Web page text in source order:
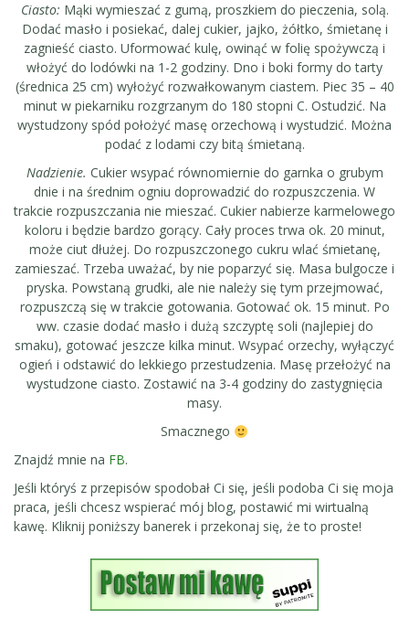
Ciasto: Mąki wymieszać z gumą, proszkiem do pieczenia, solą.
Dodać masło i posiekać, dalej cukier, jajko, żółtko, śmietanę i
zagnieść ciasto. Uformować kulę, owinąć w folię spożywczą i
włożyć do lodówki na 1-2 godziny. Dno i boki formy do tarty
(średnica 25 cm) wyłożyć rozwałkowanym ciastem. Piec 35 – 40
minut w piekarniku rozgrzanym do 180 stopni C. Ostudzić. Na
wystudzony spód położyć masę orzechową i wystudzić. Można
podać z lodami czy bitą śmietaną.
Nadzienie. Cukier wsypać równomiernie do garnka o grubym
dnie i na średnim ogniu doprowadzić do rozpuszczenia. W
trakcie rozpuszczania nie mieszać. Cukier nabierze karmelowego
koloru i będzie bardzo gorący. Cały proces trwa ok. 20 minut,
może ciut dłużej. Do rozpuszczonego cukru wlać śmietanę,
zamieszać. Trzeba uważać, by nie poparzyć się. Masa bulgocze i
pryska. Powstaną grudki, ale nie należy się tym przejmować,
rozpuszczą się w trakcie gotowania. Gotować ok. 15 minut. Po
ww. czasie dodać masło i dużą szczyptę soli (najlepiej do
smaku), gotować jeszcze kilka minut. Wsypać orzechy, wyłączyć
ogień i odstawić do lekkiego przestudzenia. Masę przełożyć na
wystudzone ciasto. Zostawić na 3-4 godziny do zastygnięcia
masy.
Smacznego
Znajdź mnie na FB.
Jeśli któryś z przepisów spodobał Ci się, jeśli podoba Ci się moja
praca, jeśli chcesz wspierać mój blog, postawić mi wirtualną
kawę. Kliknij poniższy banerek i przekonaj się, że to proste!